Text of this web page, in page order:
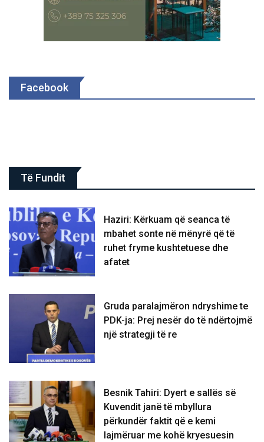
Facebook
Të Fundit
Haziri: Kërkuam që seanca të
mbahet sonte në mënyrë që të
ruhet fryme kushtetuese dhe
afatet
Gruda paralajmëron ndryshime te
PDK-ja: Prej nesër do të ndërtojmë
një strategji të re
Besnik Tahiri: Dyert e sallës së
Kuvendit janë të mbyllura
përkundër faktit që e kemi
lajmëruar me kohë kryesuesin